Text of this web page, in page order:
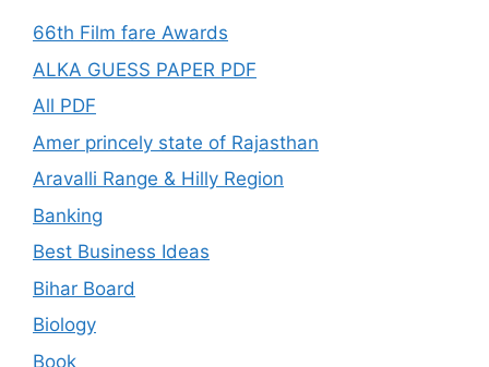
66th Film fare Awards
ALKA GUESS PAPER PDF
All PDF
Amer princely state of Rajasthan
Aravalli Range & Hilly Region
Banking
Best Business Ideas
Bihar Board
Biology
Book